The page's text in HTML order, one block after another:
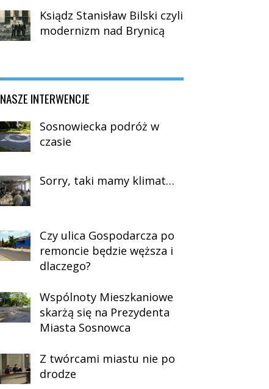
Ksiądz Stanisław Bilski czyli
modernizm nad Brynicą
NASZE INTERWENCJE
Sosnowiecka podróż w
czasie
Sorry, taki mamy klimat…
Czy ulica Gospodarcza po
remoncie będzie węższa i
dlaczego?
Wspólnoty Mieszkaniowe
skarżą się na Prezydenta
Miasta Sosnowca
Z twórcami miastu nie po
drodze